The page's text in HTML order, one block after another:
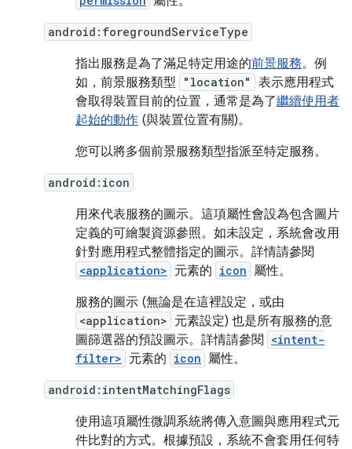
android:foregroundServiceType
指出服務是為了滿足特定用途的前景服務。例
如，前景服務類型
"location"
表示應用程式
會取得裝置目前的位置，通常是為了繼續使用者
起始的動作 (與裝置位置有關)。
您可以將多個前景服務類型指派至特定服務。
android:icon
用來代表服務的圖示。這項屬性會設為包含圖片
定義的可繪製資源參照。如未設定，系統會改用
針對應用程式整體指定的圖示。詳情請參閱
<application> 元素的 icon 屬性。
服務的圖示 (無論是在這裡設定，或由
<application> 元素設定) 也是所有服務的意
圖篩選器的預設圖示。詳情請參閱
<intent-
filter> 元素的 icon 屬性。
android:intentMatchingFlags
使用這項屬性微調系統將傳入意圖與應用程式元
件比對的方式。根據預設，系統不會套用任何特